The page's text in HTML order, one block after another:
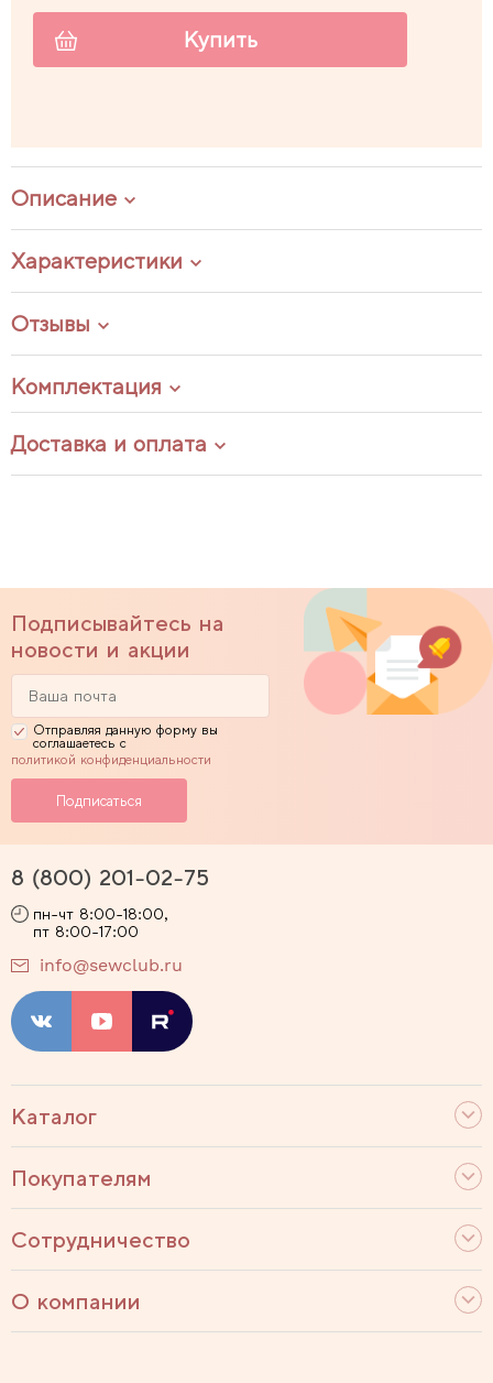
Купить
Описание
Характеристики
Отзывы
Комплектация
Доставка и оплата
Подписывайтесь на
новости и акции
Отправляя данную форму вы
соглашаетесь с
политикой конфиденциальности
Каталог
Покупателям
Сотрудничество
О компании
8 (800) 201-02-75
пн-чт 8:00-18:00,
пт 8:00-17:00
info@sewclub.ru